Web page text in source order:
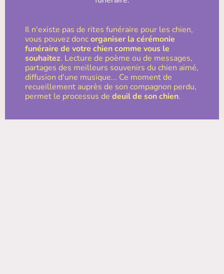
Il n'existe pas de rites funéraire pour les chien,
vous pouvez doncorganiser la cérémonie
funéraire de votre chien comme vous le
souhaitez. Lecture de poème ou de messages,
partages des meilleurs souvenirs du chien aimé,
diffusion d'une musique... Ce moment de
recueillement auprès de son compagnon perdu,
permet le processus de deuil de son chien.